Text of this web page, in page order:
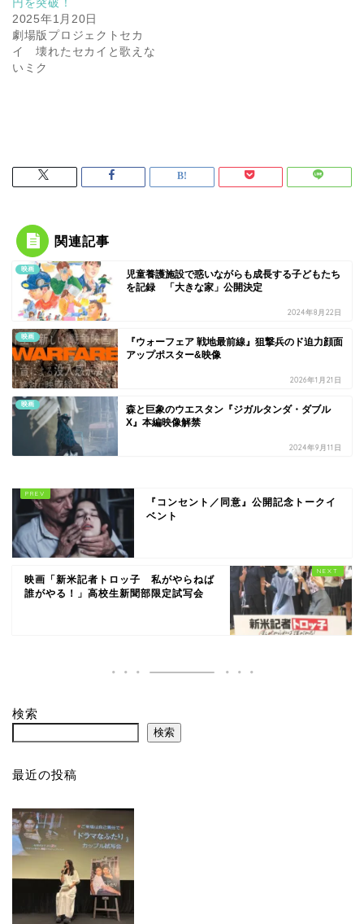
2025年1月20日
劇場版プロジェクトセカ
イ 壊れたセカイと歌えな
いミク
関連記事
映画
児童養護施設で惑いながらも成長する子どもたち
を記録 「大きな家」公開決定
2024年8月22日
映画
『ウォーフェア 戦地最前線』狙撃兵のド迫力顔面
アップポスター&映像
2026年1月21日
映画
森と巨象のウエスタン『ジガルタンダ・ダブル
X』本編映像解禁
2024年9月11日
『コンセント／同意』公開記念トークイ
ベント
映画「新米記者トロッ子 私がやらねば
誰がやる！」高校生新聞部限定試写会
検索
検索
最近の投稿